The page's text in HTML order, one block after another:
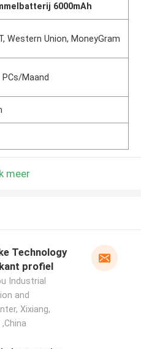
6000mAh
Western Union, MoneyGram
PCs/Maand
meer
Technology
profiel
Industrial
and
Xixiang,